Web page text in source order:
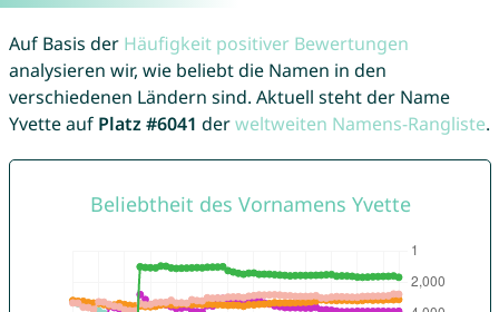
Auf Basis der Häufigkeit positiver Bewertungen
analysieren wir, wie beliebt die Namen in den
verschiedenen Ländern sind. Aktuell steht der Name
Yvette auf Platz #6041 derweltweiten Namens-Rangliste.